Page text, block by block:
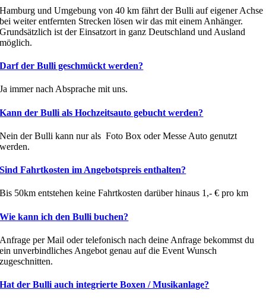
Hamburg und Umgebung von 40 km fährt der Bulli auf eigener Achse
bei weiter entfernten Strecken lösen wir das mit einem Anhänger.
Grundsätzlich ist der Einsatzort in ganz Deutschland und Ausland
möglich.
Darf der Bulli geschmückt werden?
Ja immer nach Absprache mit uns.
Kann der Bulli als Hochzeitsauto gebucht werden?
Nein der Bulli kann nur als Foto Box oder Messe Auto genutzt
werden.
Sind Fahrtkosten im Angebotspreis enthalten?
Bis 50km entstehen keine Fahrtkosten darüber hinaus 1,- € pro km
Wie kann ich den Bulli buchen?
Anfrage per Mail oder telefonisch nach deine Anfrage bekommst du
ein unverbindliches Angebot genau auf die Event Wunsch
zugeschnitten.
Hat der Bulli auch integrierte Boxen / Musikanlage?